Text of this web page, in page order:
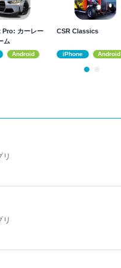
Pro: カーレー
ム
Android
CSR Classics
iPhone Android
リ
リ